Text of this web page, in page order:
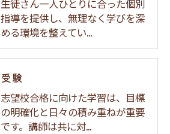
生徒さん一人ひとりに合った個別
指導を提供し、無理なく学びを深
める環境を整えてい…
受験
志望校合格に向けた学習は、目標
の明確化と日々の積み重ねが重要
です。講師は共に対…